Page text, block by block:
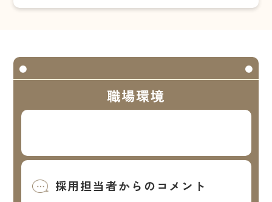
職場環境
採用担当者からのコメント